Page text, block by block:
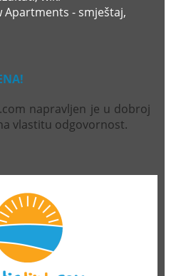
Apartments - smještaj,
napravljen je u dobroj
vlastitu odgovornost.